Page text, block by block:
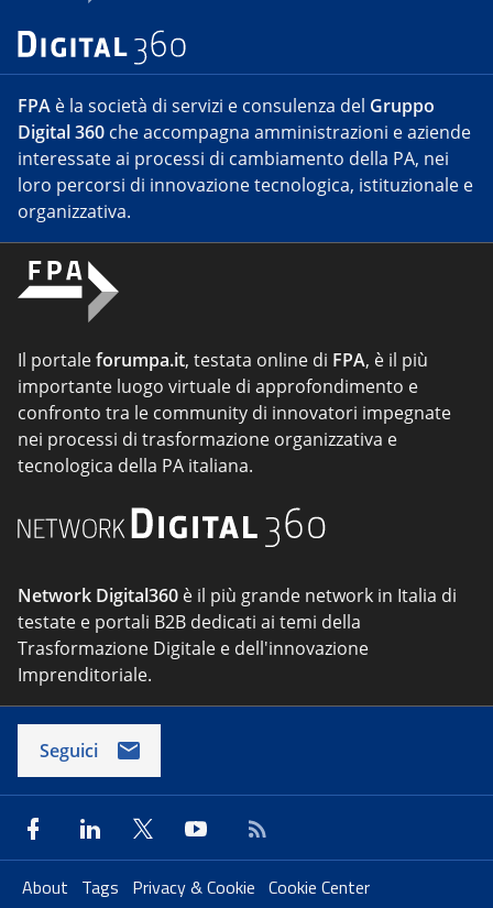
FPA è la società di servizi e consulenza del Gruppo
Digital 360 che accompagna amministrazioni e aziende
interessate ai processi di cambiamento della PA, nei
loro percorsi di innovazione tecnologica, istituzionale e
organizzativa.
Il portaleforumpa.it, testata online di FPA, è il più
importante luogo virtuale di approfondimento e
confronto tra le community di innovatori impegnate
nei processi di trasformazione organizzativa e
tecnologica della PA italiana.
Network Digital360 è il più grande network in Italia di
testate e portali B2B dedicati ai temi della
Trasformazione Digitale e dell'innovazione
Imprenditoriale.
Seguici
About Tags Privacy & Cookie Cookie Center